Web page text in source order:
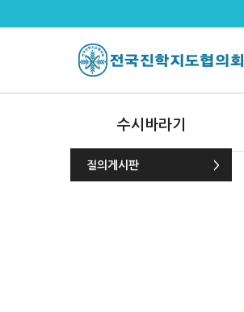
수시바라기
질의게시판